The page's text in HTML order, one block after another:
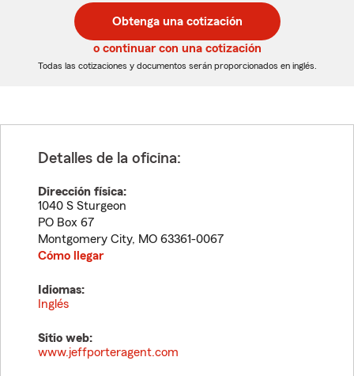
de
5
dígitos
de
5
dígitos
Obtenga una cotización
o continuar con una cotización
Todas las cotizaciones y documentos serán proporcionados en inglés.
Detalles de la oficina:
Dirección física:
1040 S Sturgeon
PO Box 67
Montgomery City, MO 63361-0067
Cómo llegar
Idiomas:
Inglés
Sitio web:
www.jeffporteragent.com